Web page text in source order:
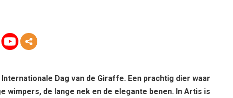
Dag van de Giraffe. Een prachtig dier waar
wimpers, de lange nek en de elegante benen. In Artis is